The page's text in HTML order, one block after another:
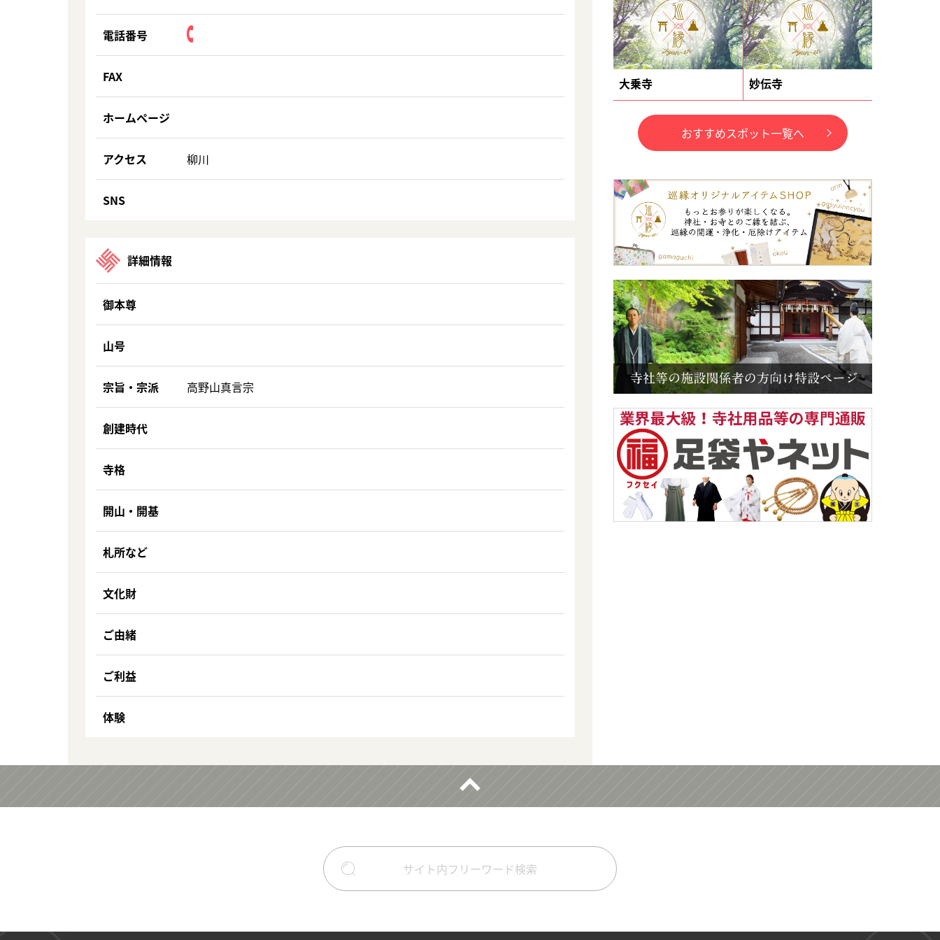
電話番号
FAX
ホームページ
アクセス 柳川
SNS
詳細情報
御本尊
山号
宗旨・宗派 高野山真言宗
創建時代
寺格
開山・開基
札所など
文化財
ご由緒
ご利益
体験
大乗寺 妙伝寺
おすすめスポット一覧へ